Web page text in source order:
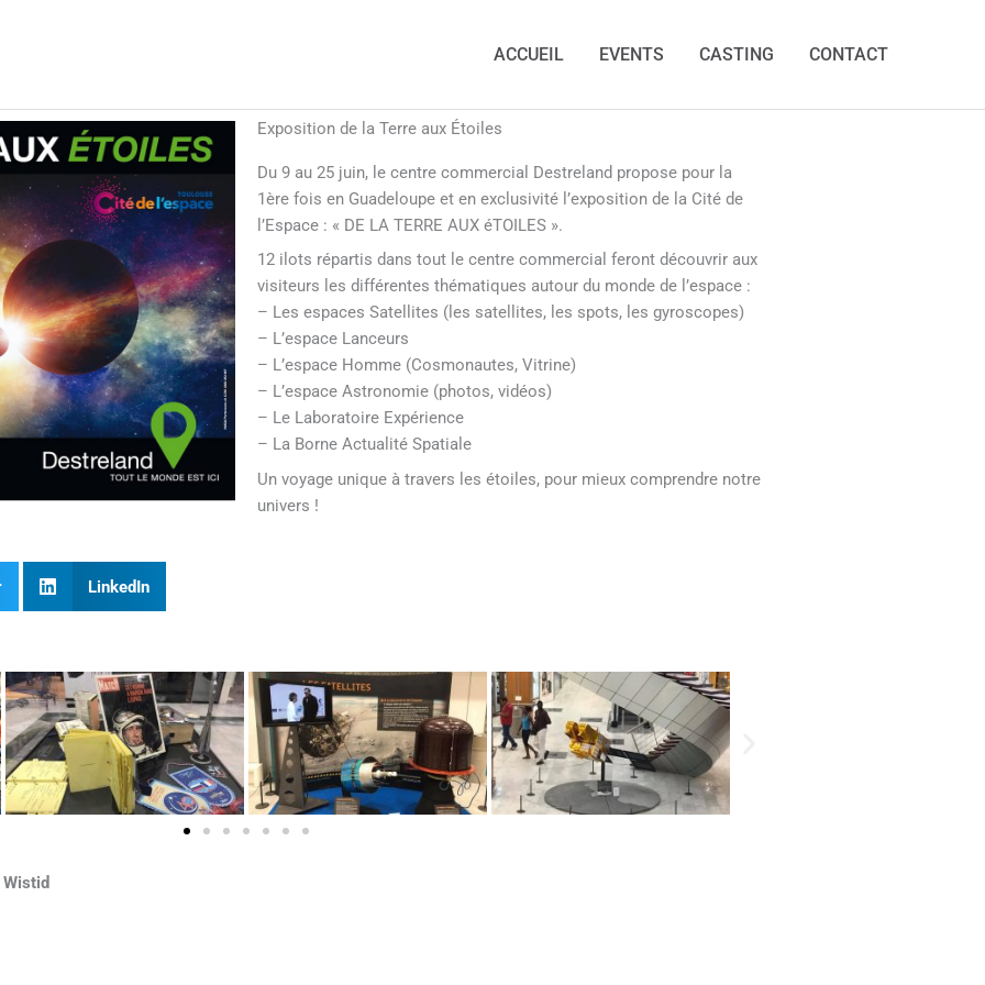
ACCUEIL EVENTS CASTING CONTACT
LinkedIn
Exposition de la Terre aux Étoiles
Du 9 au 25 juin, le centre commercial Destreland propose pour la
1ère fois en Guadeloupe et en exclusivité l’exposition de la Cité de
l’Espace : « DE LA TERRE AUX éTOILES ».
12 ilots répartis dans tout le centre commercial feront découvrir aux
visiteurs les différentes thématiques autour du monde de l’espace :
– Les espaces Satellites (les satellites, les spots, les gyroscopes)
– L’espace Lanceurs
– L’espace Homme (Cosmonautes, Vitrine)
– L’espace Astronomie (photos, vidéos)
– Le Laboratoire Expérience
– La Borne Actualité Spatiale
Un voyage unique à travers les étoiles, pour mieux comprendre notre
univers !
Wistid